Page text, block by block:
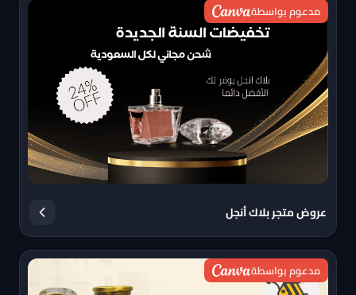
مدعوم بواسطة
عروض متجر بلاك أنجل
مدعوم بواسطة